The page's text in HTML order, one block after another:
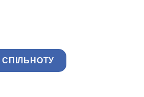
СПІЛЬНОТУ